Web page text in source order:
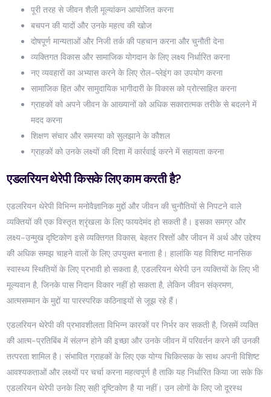
पूरी तरह से जीवन शैली मूल्यांकन आयोजित करना
बचपन की यादों और उनके महत्व की खोज
दोषपूर्ण मान्यताओं और निजी तर्क की पहचान करना और चुनौती देना
व्यक्तिगत विकास और सामाजिक योगदान के लिए लक्ष्य निर्धारित करना
नए व्यवहारों का अभ्यास करने के लिए रोल-प्लेइंग का उपयोग करना
सामाजिक हित और सामुदायिक भागीदारी के विकास को प्रोत्साहित करना
ग्राहकों को अपने जीवन के आख्यानों को अधिक सकारात्मक तरीके से बदलने में
मदद करना
शिक्षण संचार और समस्या को सुलझाने के कौशल
ग्राहकों को उनके लक्ष्यों की दिशा में कार्रवाई करने में सहायता करना
एडलरियन थेरेपी किसके लिए काम करती है?
एडलरियन थेरेपी विभिन्न मनोवैज्ञानिक मुद्दों और जीवन की चुनौतियों से निपटने वाले
व्यक्तियों की एक विस्तृत श्रृंखला के लिए फायदेमंद हो सकती है। इसका समग्र और
लक्ष्य-उन्मुख दृष्टिकोण इसे व्यक्तिगत विकास, बेहतर रिश्तों और जीवन में अर्थ और उद्देश्य
की अधिक समझ चाहने वालों के लिए उपयुक्त बनाता है। हालांकि यह विशिष्ट मानसिक
स्वास्थ्य स्थितियों के लिए प्रभावी हो सकता है, एडलरियन थेरेपी उन व्यक्तियों के लिए भी
मूल्यवान है, जिनके पास निदान विकार नहीं हो सकता है, लेकिन जीवन संक्रमण,
आत्मसम्मान के मुद्दों या पारस्परिक कठिनाइयों से जूझ रहे हैं।
एडलरियन थेरेपी की प्रभावशीलता विभिन्न कारकों पर निर्भर कर सकती है, जिसमें व्यक्ति
की आत्म-प्रतिबिंब में संलग्न होने की इच्छा और उनके जीवन में परिवर्तन करने की उनकी
तत्परता शामिल है। संभावित ग्राहकों के लिए एक योग्य चिकित्सक के साथ अपनी विशिष्ट
आवश्यकताओं और लक्ष्यों पर चर्चा करना महत्वपूर्ण है ताकि यह निर्धारित किया जा सके कि
एडलरियन थेरेपी उनके लिए सही दृष्टिकोण है या नहीं। उन लोगों के लिए जो दूरस्थ